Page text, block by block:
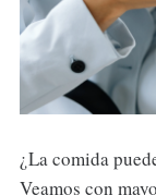
¿La comida
Veamos con